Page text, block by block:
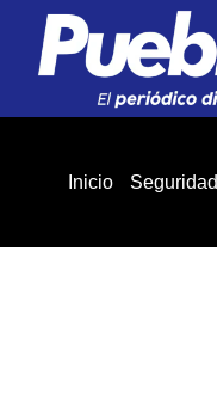
Inicio Seguridad